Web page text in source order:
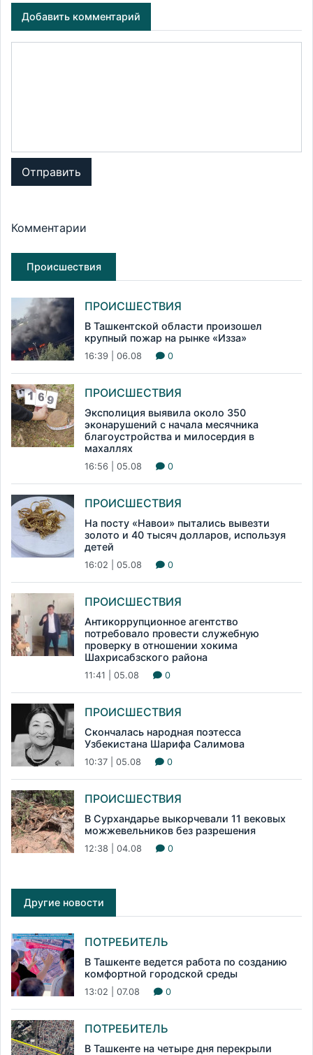
Добавить комментарий
Отправить
Комментарии
Происшествия
ПРОИСШЕСТВИЯ
В Ташкентской области произошел
крупный пожар на рынке «Изза»
16:39 | 06.08 0
ПРОИСШЕСТВИЯ
Эксполиция выявила около 350
эконарушений с начала месячника
благоустройства и милосердия в
махаллях
16:56 | 05.08 0
ПРОИСШЕСТВИЯ
На посту «Навои» пытались вывезти
золото и 40 тысяч долларов, используя
детей
16:02 | 05.08 0
ПРОИСШЕСТВИЯ
Антикоррупционное агентство
потребовало провести служебную
проверку в отношении хокима
Шахрисабзского района
11:41 | 05.08 0
ПРОИСШЕСТВИЯ
Скончалась народная поэтесса
Узбекистана Шарифа Салимова
10:37 | 05.08 0
ПРОИСШЕСТВИЯ
В Сурхандарье выкорчевали 11 вековых
можжевельников без разрешения
12:38 | 04.08 0
Другие новости
ПОТРЕБИТЕЛЬ
В Ташкенте ведется работа по созданию
комфортной городской среды
13:02 | 07.08 0
ПОТРЕБИТЕЛЬ
В Ташкенте на четыре дня перекрыли